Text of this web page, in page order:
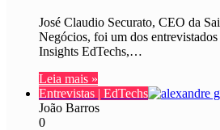
José Claudio Securato, CEO da
Negócios, foi um dos
Insights EdTechs,…
Leia mais »
Entrevistas | EdTechs
João Barros
0